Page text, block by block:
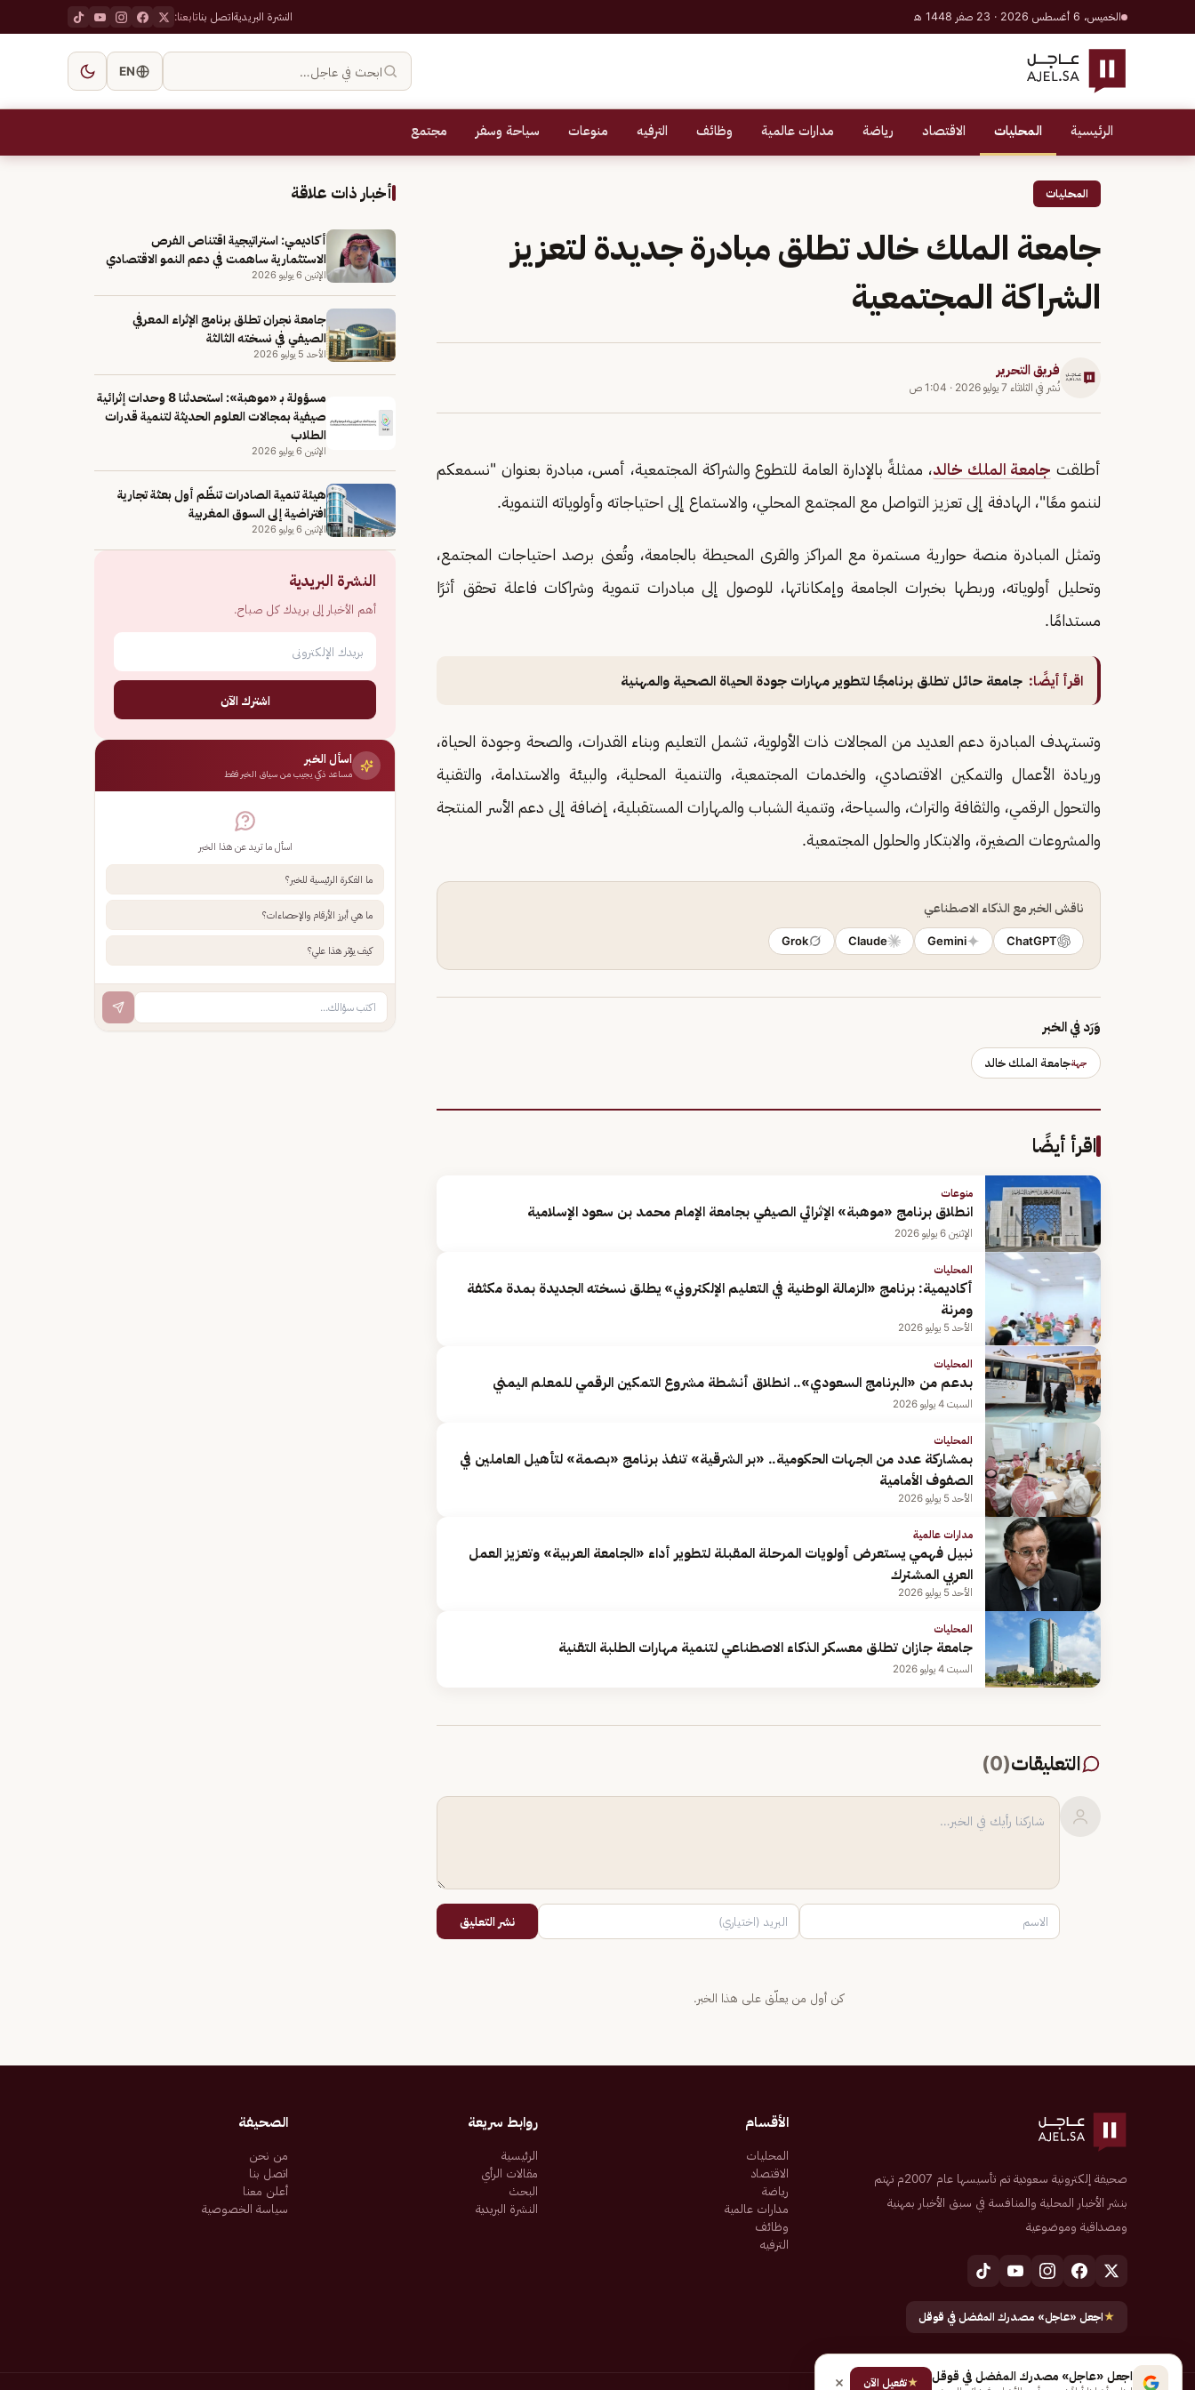
الخميس، 6 أغسطس 2026 · 23 صفر 1448 هـ النشرة البريديةاتصل بناتابعنا:
ابحث في عاجل… EN
الرئيسية المحليات الاقتصاد رياضة مدارات عالمية وظائف الترفيه منوعات سياحة وسفر مجتمع
المحليات
جامعة الملك خالد تطلق مبادرة جديدة لتعزيز
الشراكة المجتمعية
فريق التحرير
نُشر في الثلاثاء 7 يوليو 2026 · 1:04 ص
أطلقت جامعة الملك خالد، ممثلةً بالإدارة العامة للتطوع والشراكة المجتمعية، أمس، مبادرة بعنوان "نسمعكم
لننمو معًا"، الهادفة إلى تعزيز التواصل مع المجتمع المحلي، والاستماع إلى احتياجاته وأولوياته التنموية.
وتمثل المبادرة منصة حوارية مستمرة مع المراكز والقرى المحيطة بالجامعة، وتُعنى برصد احتياجات المجتمع،
وتحليل أولوياته، وربطها بخبرات الجامعة وإمكاناتها، للوصول إلى مبادرات تنموية وشراكات فاعلة تحقق أثرًا
مستدامًا.
اقرأ أيضًا: جامعة حائل تطلق برنامجًا لتطوير مهارات جودة الحياة الصحية والمهنية
وتستهدف المبادرة دعم العديد من المجالات ذات الأولوية، تشمل التعليم وبناء القدرات، والصحة وجودة الحياة،
وريادة الأعمال والتمكين الاقتصادي، والخدمات المجتمعية، والتنمية المحلية، والبيئة والاستدامة، والتقنية
والتحول الرقمي، والثقافة والتراث، والسياحة، وتنمية الشباب والمهارات المستقبلية، إضافة إلى دعم الأسر المنتجة
والمشروعات الصغيرة، والابتكار والحلول المجتمعية.
ناقش الخبر مع الذكاء الاصطناعي
ChatGPT
Gemini
Claude
Grok
وَرَد في الخبر
جهةجامعة الملك خالد
اقرأ أيضًا
منوعات
انطلاق برنامج «موهبة» الإثرائي الصيفي بجامعة الإمام محمد بن سعود الإسلامية
الإثنين 6 يوليو 2026
المحليات
أكاديمية: برنامج «الزمالة الوطنية في التعليم الإلكتروني» يطلق نسخته الجديدة بمدة مكثفة
ومرنة
الأحد 5 يوليو 2026
المحليات
بدعم من «البرنامج السعودي».. انطلاق أنشطة مشروع التمكين الرقمي للمعلم اليمني
السبت 4 يوليو 2026
المحليات
بمشاركة عدد من الجهات الحكومية.. «بر الشرقية» تنفذ برنامج «بصمة» لتأهيل العاملين في
الصفوف الأمامية
الأحد 5 يوليو 2026
مدارات عالمية
نبيل فهمي يستعرض أولويات المرحلة المقبلة لتطوير أداء «الجامعة العربية» وتعزيز العمل
العربي المشترك
الأحد 5 يوليو 2026
المحليات
جامعة جازان تطلق معسكر الذكاء الاصطناعي لتنمية مهارات الطلبة التقنية
السبت 4 يوليو 2026
التعليقات(
0
)
نشر التعليق
كن أول من يعلّق على هذا الخبر.
أخبار ذات علاقة
أكاديمي: استراتيجية اقتناص الفرص
الاستثمارية ساهمت في دعم النمو الاقتصادي
الإثنين 6 يوليو 2026
جامعة نجران تطلق برنامج الإثراء المعرفي
الصيفي في نسخته الثالثة
الأحد 5 يوليو 2026
مسؤولة بـ «موهبة»: استحدثنا 8 وحدات إثرائية
صيفية بمجالات العلوم الحديثة لتنمية قدرات
الطلاب
الإثنين 6 يوليو 2026
هيئة تنمية الصادرات تنظّم أول بعثة تجارية
افتراضية إلى السوق المغربية
الإثنين 6 يوليو 2026
النشرة البريدية
أهم الأخبار إلى بريدك كل صباح.
اشترك الآن
اسأل الخبر
مساعد ذكي يجيب من سياق الخبر فقط
اسأل ما تريد عن هذا الخبر
ما الفكرة الرئيسية للخبر؟
ما هي أبرز الأرقام والإحصاءات؟
كيف يؤثر هذا علي؟
صحيفة إلكترونية سعودية تم تأسيسها عام 2007م تهتم
بنشر الأخبار المحلية والمنافسة في سبق الأخبار بمهنية
ومصداقية وموضوعية
★اجعل «عاجل» مصدرك المفضل في قوقل
الأقسام
المحليات
الاقتصاد
رياضة
مدارات عالمية
وظائف
الترفيه
روابط سريعة
الرئيسية
مقالات الرأي
البحث
النشرة البريدية
الصحيفة
من نحن
اتصل بنا
أعلن معنا
سياسة الخصوصية
اجعل «عاجل» مصدرك المفضل في قوقل ★تفعيل الآن